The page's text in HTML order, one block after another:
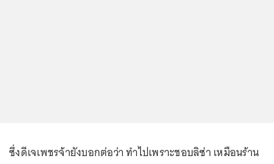
ซึ่งดีเจเพชรจ้ายังบอกต่อว่า ทำไปเพราะชอบลิซ่า เหมือนร้าน